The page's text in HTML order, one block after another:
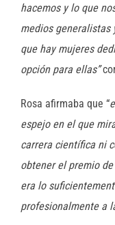
hacemos y lo que
medios generalistas
que hay mujeres
opción para ellas”
Rosa afirmaba que “
espejo en el que
carrera científica ni
obtener el premio
era lo
profesionalmente a